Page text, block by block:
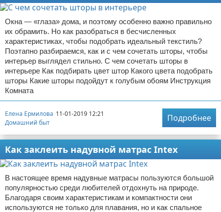
Окна — «глаза» дома, и поэтому особенно важно правильно
их обрамить. Но как разобраться в бесчисленных
характеристиках, чтобы подобрать идеальный текстиль?
Поэтапно разбираемся, как и с чем сочетать шторы, чтобы
интерьер выглядел стильно. С чем сочетать шторы в
интерьере Как подбирать цвет штор Какого цвета подобрать
шторы Какие шторы подойдут к голубым обоям Инструкция
Комната
Елена Ермилова 11-01-2019 12:21
Домашний быт
Подробнее
Как заклеить надувной матрас Intex
В настоящее время надувные матрасы пользуются большой
популярностью среди любителей отдохнуть на природе.
Благодаря своим характеристикам и компактности они
используются не только для плавания, но и как спальное